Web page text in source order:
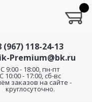
(967) 118-24-13
Premium@bk.ru
C 9:00 - 18:00, пн-пт
С 10:00 - 17:00, сб-вс
заказов на сайте -
круглосуточно.